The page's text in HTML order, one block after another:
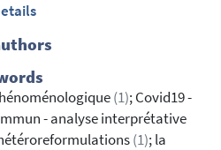
(1); Covid19 -
- analyse interprétative
(1); la